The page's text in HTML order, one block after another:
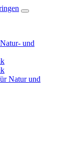
und
Natur und